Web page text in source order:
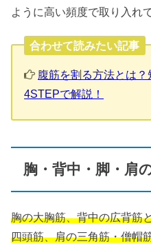
ように高い頻度で取り入れ
合わせて読みたい記事
腹筋を割る方法とは
4STEPで解説！
胸・背中・脚・肩
胸の大胸筋、背中の広背筋
四頭筋、肩の三角筋・僧帽